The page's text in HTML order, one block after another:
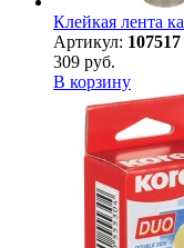
Клейкая лента
Артикул: 107517
309 руб.
В корзину